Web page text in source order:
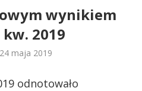
wynikiem
2019
24 maja 2019
odnotowało